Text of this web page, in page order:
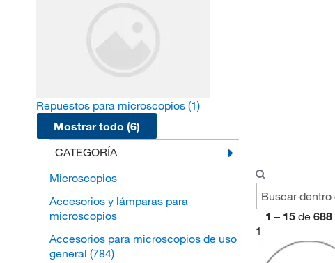
Repuestos para microscopios (1)
Mostrar todo (6)
CATEGORÍA
Microscopios
Accesorios y lámparas para
microscopios
Accesorios para microscopios de uso
general (784)
1 – 15 de 688
1